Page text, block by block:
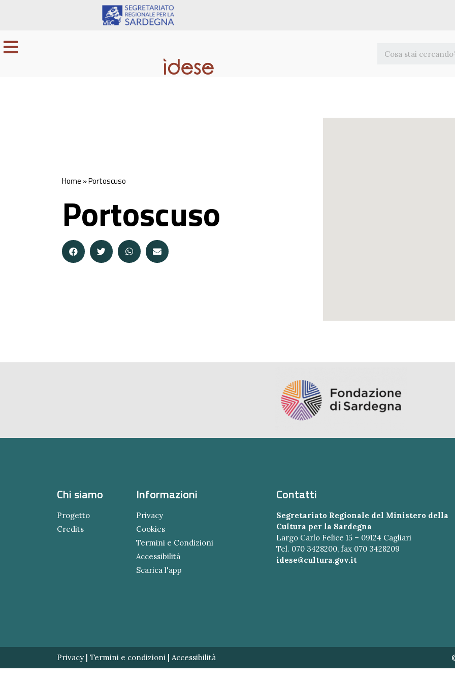
Home »Portoscuso
Portoscuso
Chi siamo
Progetto
Credits
Informazioni
Privacy
Cookies
Termini e Condizioni
Accessibilità
Scarica l'app
Contatti
Segretariato Regionale del Ministero della
Cultura per la Sardegna
Largo Carlo Felice 15 – 09124 Cagliari
Tel. 070 3428200, fax 070 3428209
idese@cultura.gov.it
Privacy | Termini e condizioni | Accessibilità